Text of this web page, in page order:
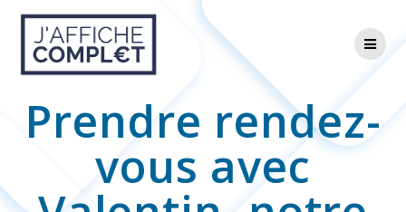
Skip
to
content
Prendre rendez-
vous avec